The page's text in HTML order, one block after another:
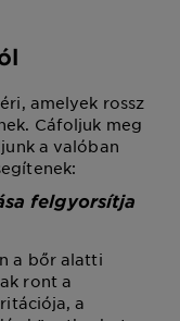
amelyek rossz
Cáfoljuk meg
a valóban
felgyorsítja
a bőr alatti
ront a
a